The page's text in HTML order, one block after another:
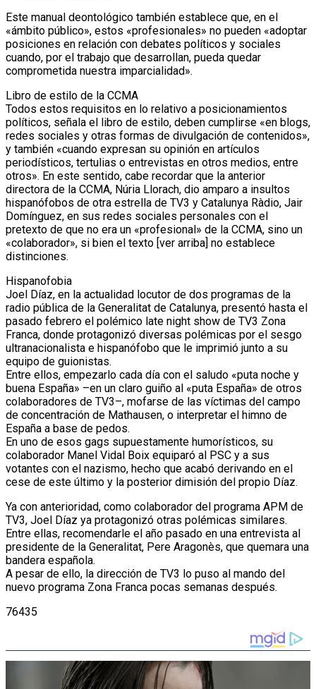
Este manual deontológico también establece que, en el
«ámbito público», estos «profesionales» no pueden «adoptar
posiciones en relación con debates políticos y sociales
cuando, por el trabajo que desarrollan, pueda quedar
comprometida nuestra imparcialidad».
Libro de estilo de la CCMA
Todos estos requisitos en lo relativo a posicionamientos
políticos, señala el libro de estilo, deben cumplirse «en blogs,
redes sociales y otras formas de divulgación de contenidos»,
y también «cuando expresan su opinión en artículos
periodísticos, tertulias o entrevistas en otros medios, entre
otros». En este sentido, cabe recordar que la anterior
directora de la CCMA, Núria Llorach, dio amparo a insultos
hispanófobos de otra estrella de TV3 y Catalunya Ràdio, Jair
Domínguez, en sus redes sociales personales con el
pretexto de que no era un «profesional» de la CCMA, sino un
«colaborador», si bien el texto [ver arriba] no establece
distinciones.
Hispanofobia
Joel Díaz, en la actualidad locutor de dos programas de la
radio pública de la Generalitat de Catalunya, presentó hasta el
pasado febrero el polémico late night show de TV3 Zona
Franca, donde protagonizó diversas polémicas por el sesgo
ultranacionalista e hispanófobo que le imprimió junto a su
equipo de guionistas.
Entre ellos, empezarlo cada día con el saludo «puta noche y
buena España» –en un claro guiño al «puta España» de otros
colaboradores de TV3–, mofarse de las víctimas del campo
de concentración de Mathausen, o interpretar el himno de
España a base de pedos.
En uno de esos gags supuestamente humorísticos, su
colaborador Manel Vidal Boix equiparó al PSC y a sus
votantes con el nazismo, hecho que acabó derivando en el
cese de este último y la posterior dimisión del propio Díaz.
Ya con anterioridad, como colaborador del programa APM de
TV3, Joel Díaz ya protagonizó otras polémicas similares.
Entre ellas, recomendarle el año pasado en una entrevista al
presidente de la Generalitat, Pere Aragonès, que quemara una
bandera española.
A pesar de ello, la dirección de TV3 lo puso al mando del
nuevo programa Zona Franca pocas semanas después.
76435